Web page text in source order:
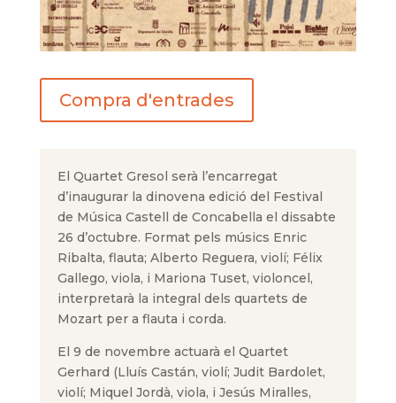
Compra d'entrades
El Quartet Gresol serà l’encarregat
d’inaugurar la dinovena edició del Festival
de Música Castell de Concabella el dissabte
26 d’octubre. Format pels músics Enric
Ribalta, flauta; Alberto Reguera, violí; Félix
Gallego, viola, i Mariona Tuset, violoncel,
interpretarà la integral dels quartets de
Mozart per a flauta i corda.
El 9 de novembre actuarà el Quartet
Gerhard (Lluís Castán, violí; Judit Bardolet,
violí; Miquel Jordà, viola, i Jesús Miralles,